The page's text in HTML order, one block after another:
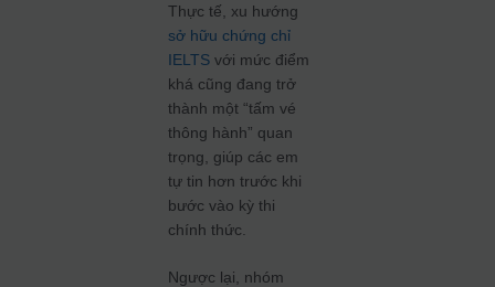
Thực tế, xu hướng
sở hữu chứng chỉ
IELTS với mức điểm
khá cũng đang trở
thành một “tấm vé
thông hành” quan
trọng, giúp các em
tự tin hơn trước khi
bước vào kỳ thi
chính thức.
Ngược lại, nhóm